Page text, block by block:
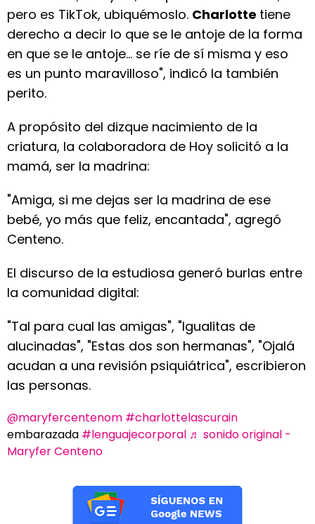
pero es TikTok, ubiquémoslo. Charlotte tiene
derecho a decir lo que se le antoje de la forma
en que se le antoje... se ríe de sí misma y eso
es un punto maravilloso", indicó la también
perito.
A propósito del dizque nacimiento de la
criatura, la colaboradora de Hoy solicitó a la
mamá, ser la madrina:
"Amiga, si me dejas ser la madrina de ese
bebé, yo más que feliz, encantada", agregó
Centeno.
El discurso de la estudiosa generó burlas entre
la comunidad digital:
"Tal para cual las amigas", "Igualitas de
alucinadas", "Estas dos son hermanas", "Ojalá
acudan a una revisión psiquiátrica", escribieron
las personas.
@maryfercentenom #charlottelascurain
embarazada #lenguajecorporal ♬ sonido original -
Maryfer Centeno